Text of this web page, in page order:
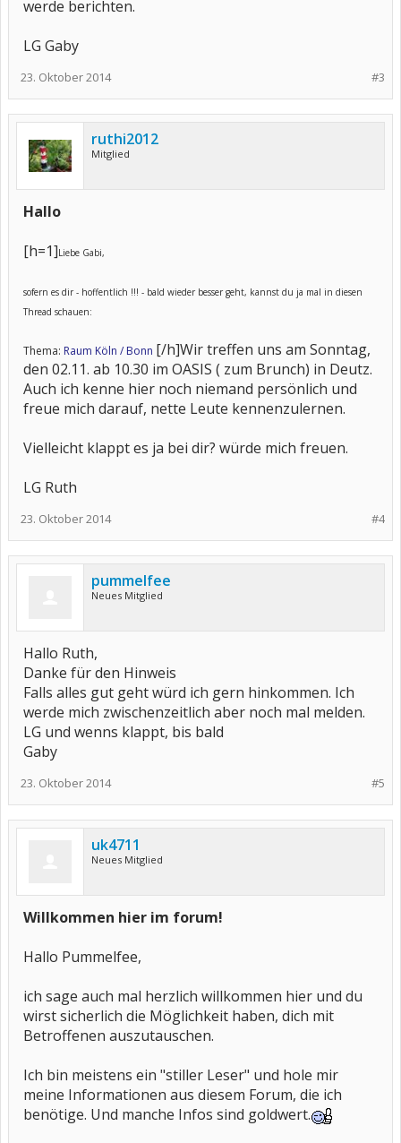
werde berichten.
LG Gaby
#3
23. Oktober 2014
ruthi2012
Mitglied
Hallo
[h=1]Liebe Gabi,
sofern es dir - hoffentlich !!! - bald wieder besser geht, kannst du ja mal in diesen
Thread schauen:
Thema: Raum Köln / Bonn [/h]Wir treffen uns am Sonntag,
den 02.11. ab 10.30 im OASIS ( zum Brunch) in Deutz.
Auch ich kenne hier noch niemand persönlich und
freue mich darauf, nette Leute kennenzulernen.
Vielleicht klappt es ja bei dir? würde mich freuen.
LG Ruth
#4
23. Oktober 2014
pummelfee
Neues Mitglied
Hallo Ruth,
Danke für den Hinweis
Falls alles gut geht würd ich gern hinkommen. Ich
werde mich zwischenzeitlich aber noch mal melden.
LG und wenns klappt, bis bald
Gaby
#5
23. Oktober 2014
uk4711
Neues Mitglied
Willkommen hier im forum!
Hallo Pummelfee,
ich sage auch mal herzlich willkommen hier und du
wirst sicherlich die Möglichkeit haben, dich mit
Betroffenen auszutauschen.
Ich bin meistens ein "stiller Leser" und hole mir
meine Informationen aus diesem Forum, die ich
benötige. Und manche Infos sind goldwert.